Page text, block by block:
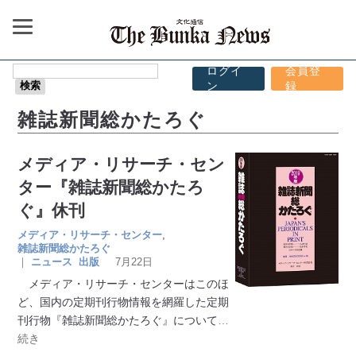
ログイ
ン
会員登
録
雑誌新聞総かたろぐ
メディア・リサーチ・セン
ター『雑誌新聞総かたろ
ぐ』休刊
メディア・リサーチ・センター
雑誌新聞総かたろぐ
｜
ニュース 出版 7月22日
メディア・リサーチ・センターはこのほ
ど、国内の定期刊行物情報を網羅した定期
刊行物『雑誌新聞総かたろぐ』について
続き